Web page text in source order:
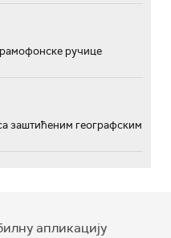
ручице
заштићеним географским
апликацију